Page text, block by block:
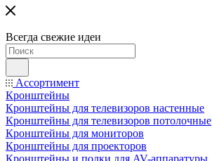
Всегда свежие идеи
Ассортимент
Кронштейны
Кронштейны для телевизоров настенные
Кронштейны для телевизоров потолочные
Кронштейны для мониторов
Кронштейны для проекторов
Кронштейны и полки для AV-аппаратуры